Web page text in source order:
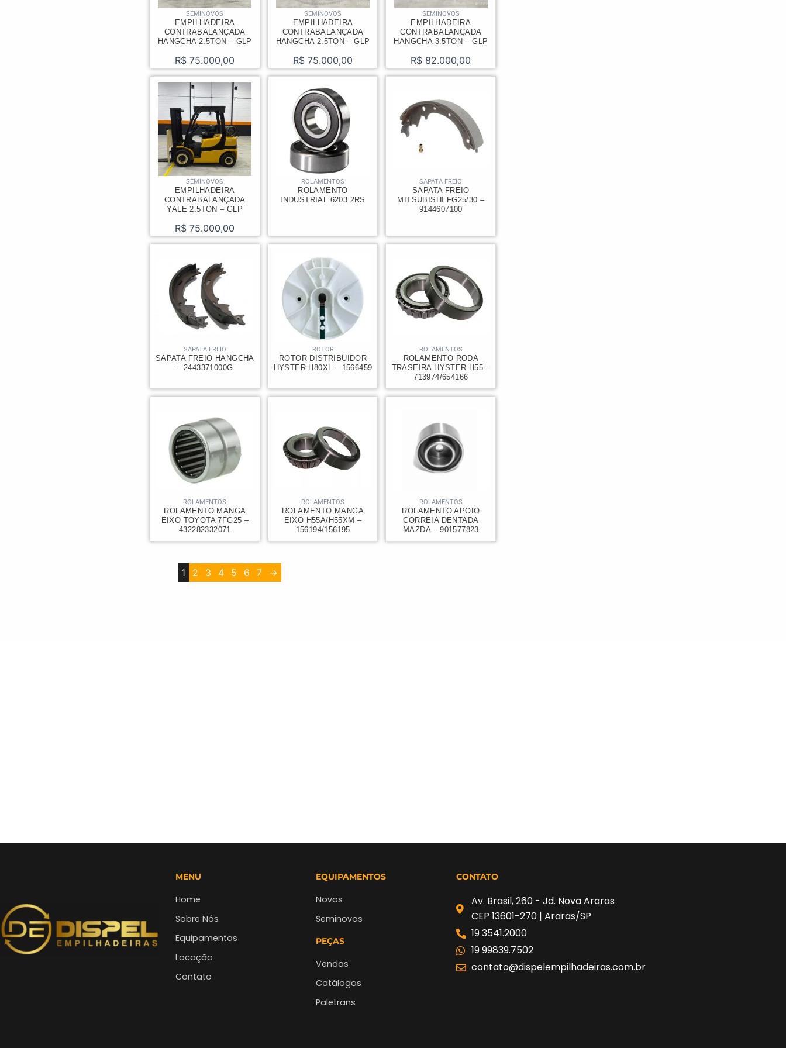
SEMINOVOS
EMPILHADEIRA
CONTRABALANÇADA
HANGCHA 2.5TON – GLP
R$ 75.000,00
SEMINOVOS
EMPILHADEIRA
CONTRABALANÇADA
HANGCHA 2.5TON – GLP
R$ 75.000,00
SEMINOVOS
EMPILHADEIRA
CONTRABALANÇADA
HANGCHA 3.5TON – GLP
R$ 82.000,00
SEMINOVOS
EMPILHADEIRA
CONTRABALANÇADA
YALE 2.5TON – GLP
R$ 75.000,00
ROLAMENTOS
ROLAMENTO
INDUSTRIAL 6203 2RS
SAPATA FREIO
SAPATA FREIO
MITSUBISHI FG25/30 –
9144607100
SAPATA FREIO
SAPATA FREIO HANGCHA
– 2443371000G
ROTOR
ROTOR DISTRIBUIDOR
HYSTER H80XL – 1566459
ROLAMENTOS
ROLAMENTO RODA
TRASEIRA HYSTER H55 –
713974/654166
ROLAMENTOS
ROLAMENTO MANGA
EIXO TOYOTA 7FG25 –
432282332071
ROLAMENTOS
ROLAMENTO MANGA
EIXO H55A/H55XM –
156194/156195
ROLAMENTOS
ROLAMENTO APOIO
CORREIA DENTADA
MAZDA – 901577823
1 2 3 4 5 6 7 →
MENU
Home
Sobre Nós
Equipamentos
Locação
Contato
EQUIPAMENTOS
Novos
Seminovos
PEÇAS
Vendas
Catálogos
Paletrans
CONTATO
Av. Brasil, 260 - Jd. Nova Araras
CEP 13601-270 | Araras/SP
19 3541.2000
19 99839.7502
contato@dispelempilhadeiras.com.br